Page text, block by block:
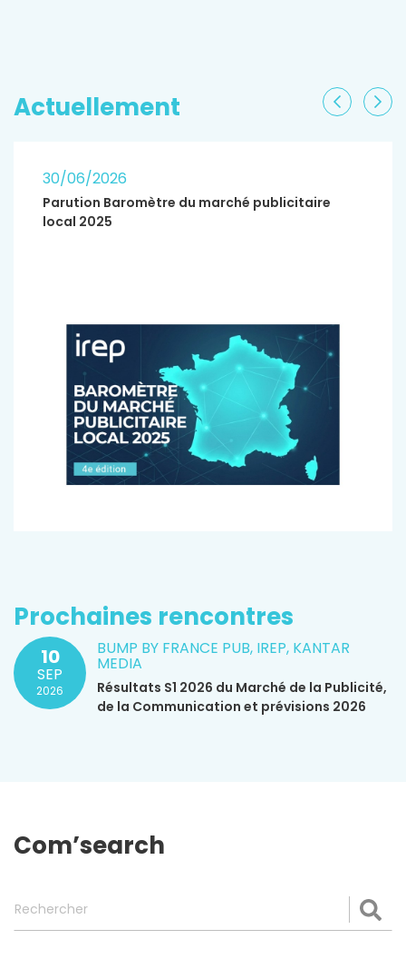
Actuellement
30/06/2026
Parution Baromètre du marché publicitaire
local 2025
Prochaines rencontres
10
SEP
2026
BUMP BY FRANCE PUB, IREP, KANTAR
MEDIA
Résultats S1 2026 du Marché de la Publicité,
de la Communication et prévisions 2026
Com’search